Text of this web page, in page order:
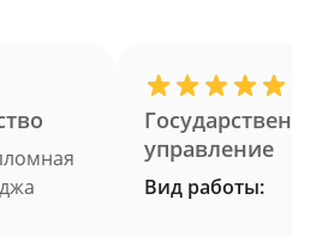
управление
Вид работы: